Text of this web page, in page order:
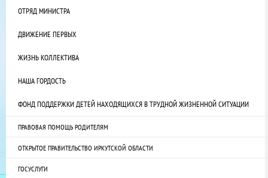
ОТРЯД МИНИСТРА
ДВИЖЕНИЕ ПЕРВЫХ
ЖИЗНЬ КОЛЛЕКТИВА
НАША ГОРДОСТЬ
ФОНД ПОДДЕРЖКИ ДЕТЕЙ НАХОДЯЩИХСЯ В ТРУДНОЙ ЖИЗНЕННОЙ СИТУАЦИИ
ПРАВОВАЯ ПОМОЩЬ РОДИТЕЛЯМ
ОТКРЫТОЕ ПРАВИТЕЛЬСТВО ИРКУТСКОЙ ОБЛАСТИ
ГОСУСЛУГИ